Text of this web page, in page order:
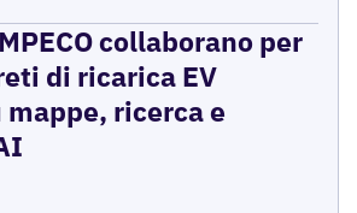
collaborano per
di ricarica EV
ricerca e